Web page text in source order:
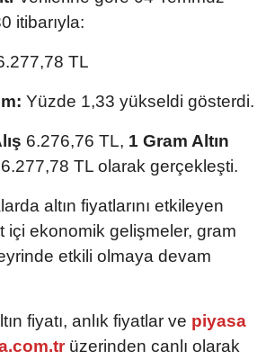
itibarıyla:
TL
Yüzde 1,33 yükseldi gösterdi.
6.276,76 TL, 1 Gram Altın
TL olarak gerçekleşti.
altın fiyatlarını etkileyen
içi ekonomik gelişmeler, gram
etkili olmaya devam
fiyatı, anlık fiyatlar ve piyasa
üzerinden canlı olarak